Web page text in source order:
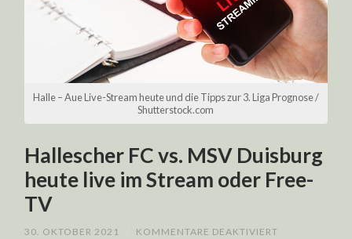
Halle – Aue Live-Stream heute und die Tipps zur 3. Liga Prognose /
Shutterstock.com
Hallescher FC vs. MSV Duisburg
heute live im Stream oder Free-
TV
30. OKTOBER 2021 KOMMENTARE DEAKTIVIERT